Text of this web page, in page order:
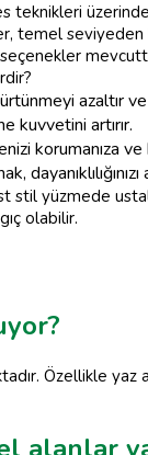
temel
azaltır ve
kuvvetini artırır.
korumanıza ve
yüzmede
olabilir.
Özellikle